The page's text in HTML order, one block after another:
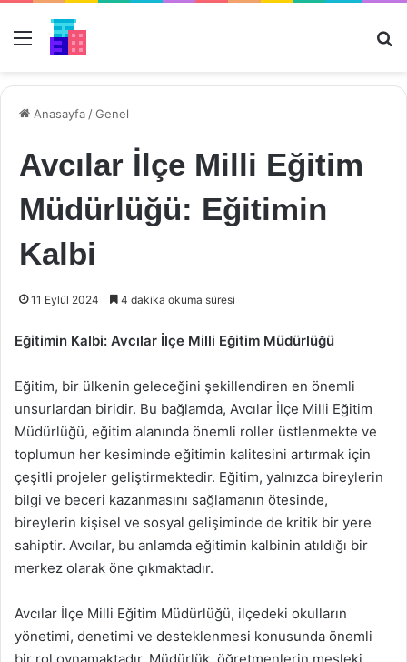
Menü
Anasayfa /Genel
Avcılar İlçe Milli Eğitim
Müdürlüğü: Eğitimin
Kalbi
11 Eylül 2024 4 dakika okuma süresi
Eğitimin Kalbi: Avcılar İlçe Milli Eğitim Müdürlüğü
Eğitim, bir ülkenin geleceğini şekillendiren en önemli
unsurlardan biridir. Bu bağlamda, Avcılar İlçe Milli Eğitim
Müdürlüğü, eğitim alanında önemli roller üstlenmekte ve
toplumun her kesiminde eğitimin kalitesini artırmak için
çeşitli projeler geliştirmektedir. Eğitim, yalnızca bireylerin
bilgi ve beceri kazanmasını sağlamanın ötesinde,
bireylerin kişisel ve sosyal gelişiminde de kritik bir yere
sahiptir. Avcılar, bu anlamda eğitimin kalbinin atıldığı bir
merkez olarak öne çıkmaktadır.
Avcılar İlçe Milli Eğitim Müdürlüğü, ilçedeki okulların
yönetimi, denetimi ve desteklenmesi konusunda önemli